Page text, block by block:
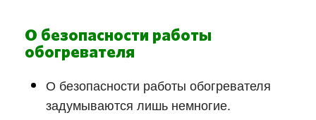
О безопасности работы
обогревателя
О безопасности работы обогревателя
задумываются лишь немногие.